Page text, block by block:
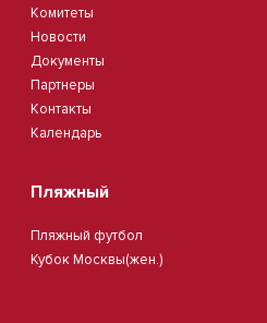
Комитеты
Новости
Документы
Партнеры
Контакты
Календарь
Пляжный
Пляжный футбол
Кубок Москвы(жен.)